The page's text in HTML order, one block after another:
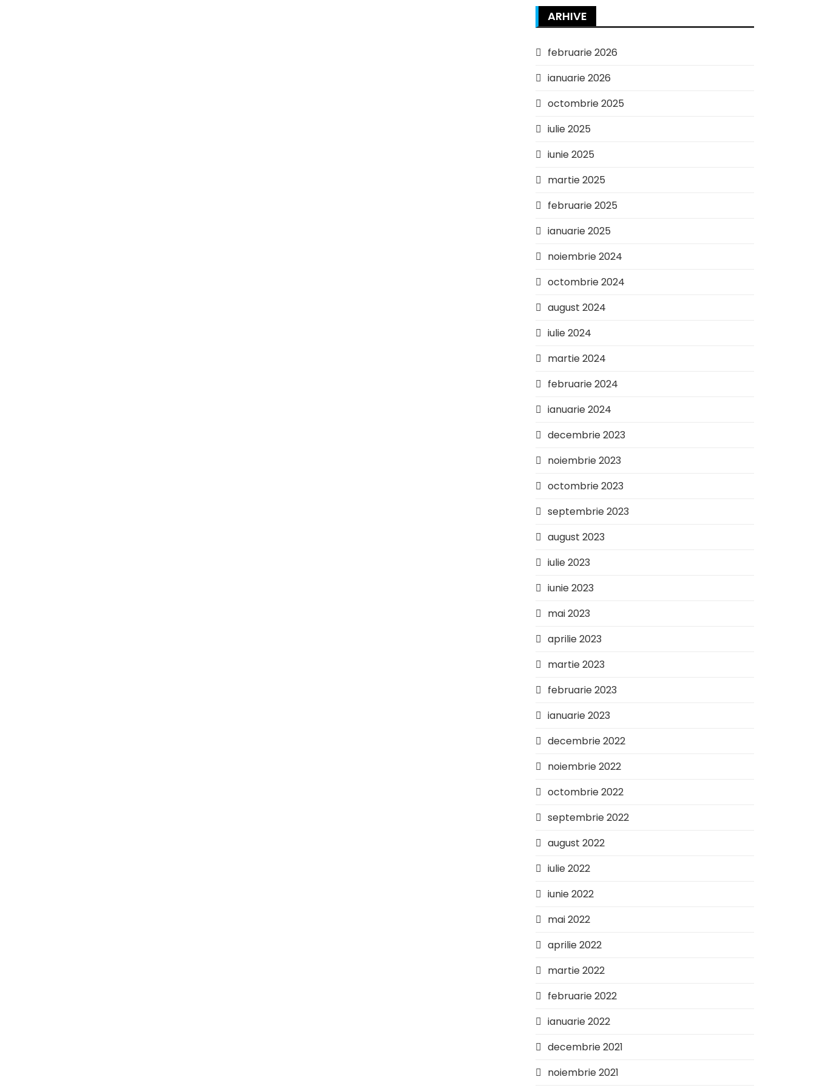
ARHIVE
februarie 2026
ianuarie 2026
octombrie 2025
iulie 2025
iunie 2025
martie 2025
februarie 2025
ianuarie 2025
noiembrie 2024
octombrie 2024
august 2024
iulie 2024
martie 2024
februarie 2024
ianuarie 2024
decembrie 2023
noiembrie 2023
octombrie 2023
septembrie 2023
august 2023
iulie 2023
iunie 2023
mai 2023
aprilie 2023
martie 2023
februarie 2023
ianuarie 2023
decembrie 2022
noiembrie 2022
octombrie 2022
septembrie 2022
august 2022
iulie 2022
iunie 2022
mai 2022
aprilie 2022
martie 2022
februarie 2022
ianuarie 2022
decembrie 2021
noiembrie 2021